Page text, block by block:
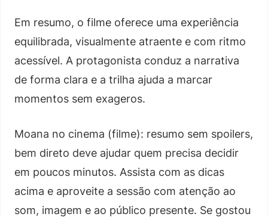
Em resumo, o filme oferece uma experiência
equilibrada, visualmente atraente e com ritmo
acessível. A protagonista conduz a narrativa
de forma clara e a trilha ajuda a marcar
momentos sem exageros.
Moana no cinema (filme): resumo sem spoilers,
bem direto deve ajudar quem precisa decidir
em poucos minutos. Assista com as dicas
acima e aproveite a sessão com atenção ao
som, imagem e ao público presente. Se gostou